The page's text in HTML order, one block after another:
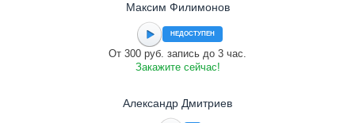
Максим Филимонов
НЕДОСТУПЕН
От 300 руб. запись до 3 час.
Закажите сейчас!
Александр Дмитриев